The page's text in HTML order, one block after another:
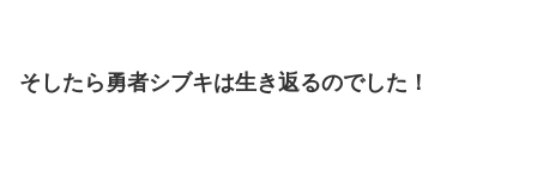
そしたら勇者シブキは生き返るのでした！